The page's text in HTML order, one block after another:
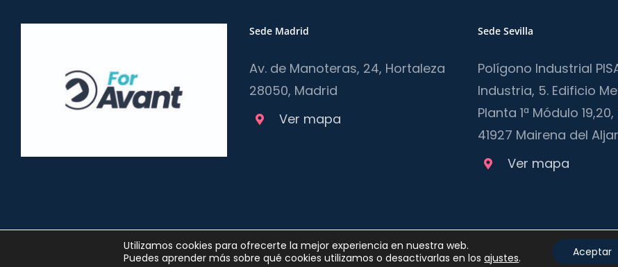
Sede Madrid
Av. de Manoteras, 24, Hortaleza
28050, Madrid
Ver mapa
Sede Sevilla
Polígono Industrial
Industria, 5. Edificio
Planta 1ª Módulo
41927 Mairena del
Ver mapa
Copyright 2012 - 2025 |Política de privacidadyPolítica de Cookies| Queda prohibida la reproducción, distribución, comunicación
en cualquier forma o modalidad, sin previa, expresa y escrita autorización.
Utilizamos cookies para ofrecerte la mejor experiencia en nuestra web.
Puedes aprender más sobre qué cookies utilizamos o desactivarlas en losajustes. Aceptar